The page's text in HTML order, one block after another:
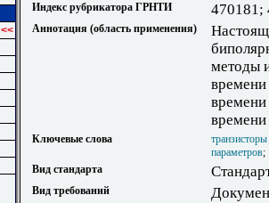
<<
Индекс рубрикатора ГРНТИ 470181;
Аннотация (область применения)
методы
времени
времени
Ключевые слова
параметров
Вид стандарта
Вид требований